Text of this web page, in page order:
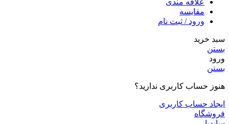
مقایسه
ورود / ثبت نام
سبد خرید
بستن
ورود
بستن
هنوز حساب کاربری ندارید؟
ایجاد حساب کاربری
فروشگاه